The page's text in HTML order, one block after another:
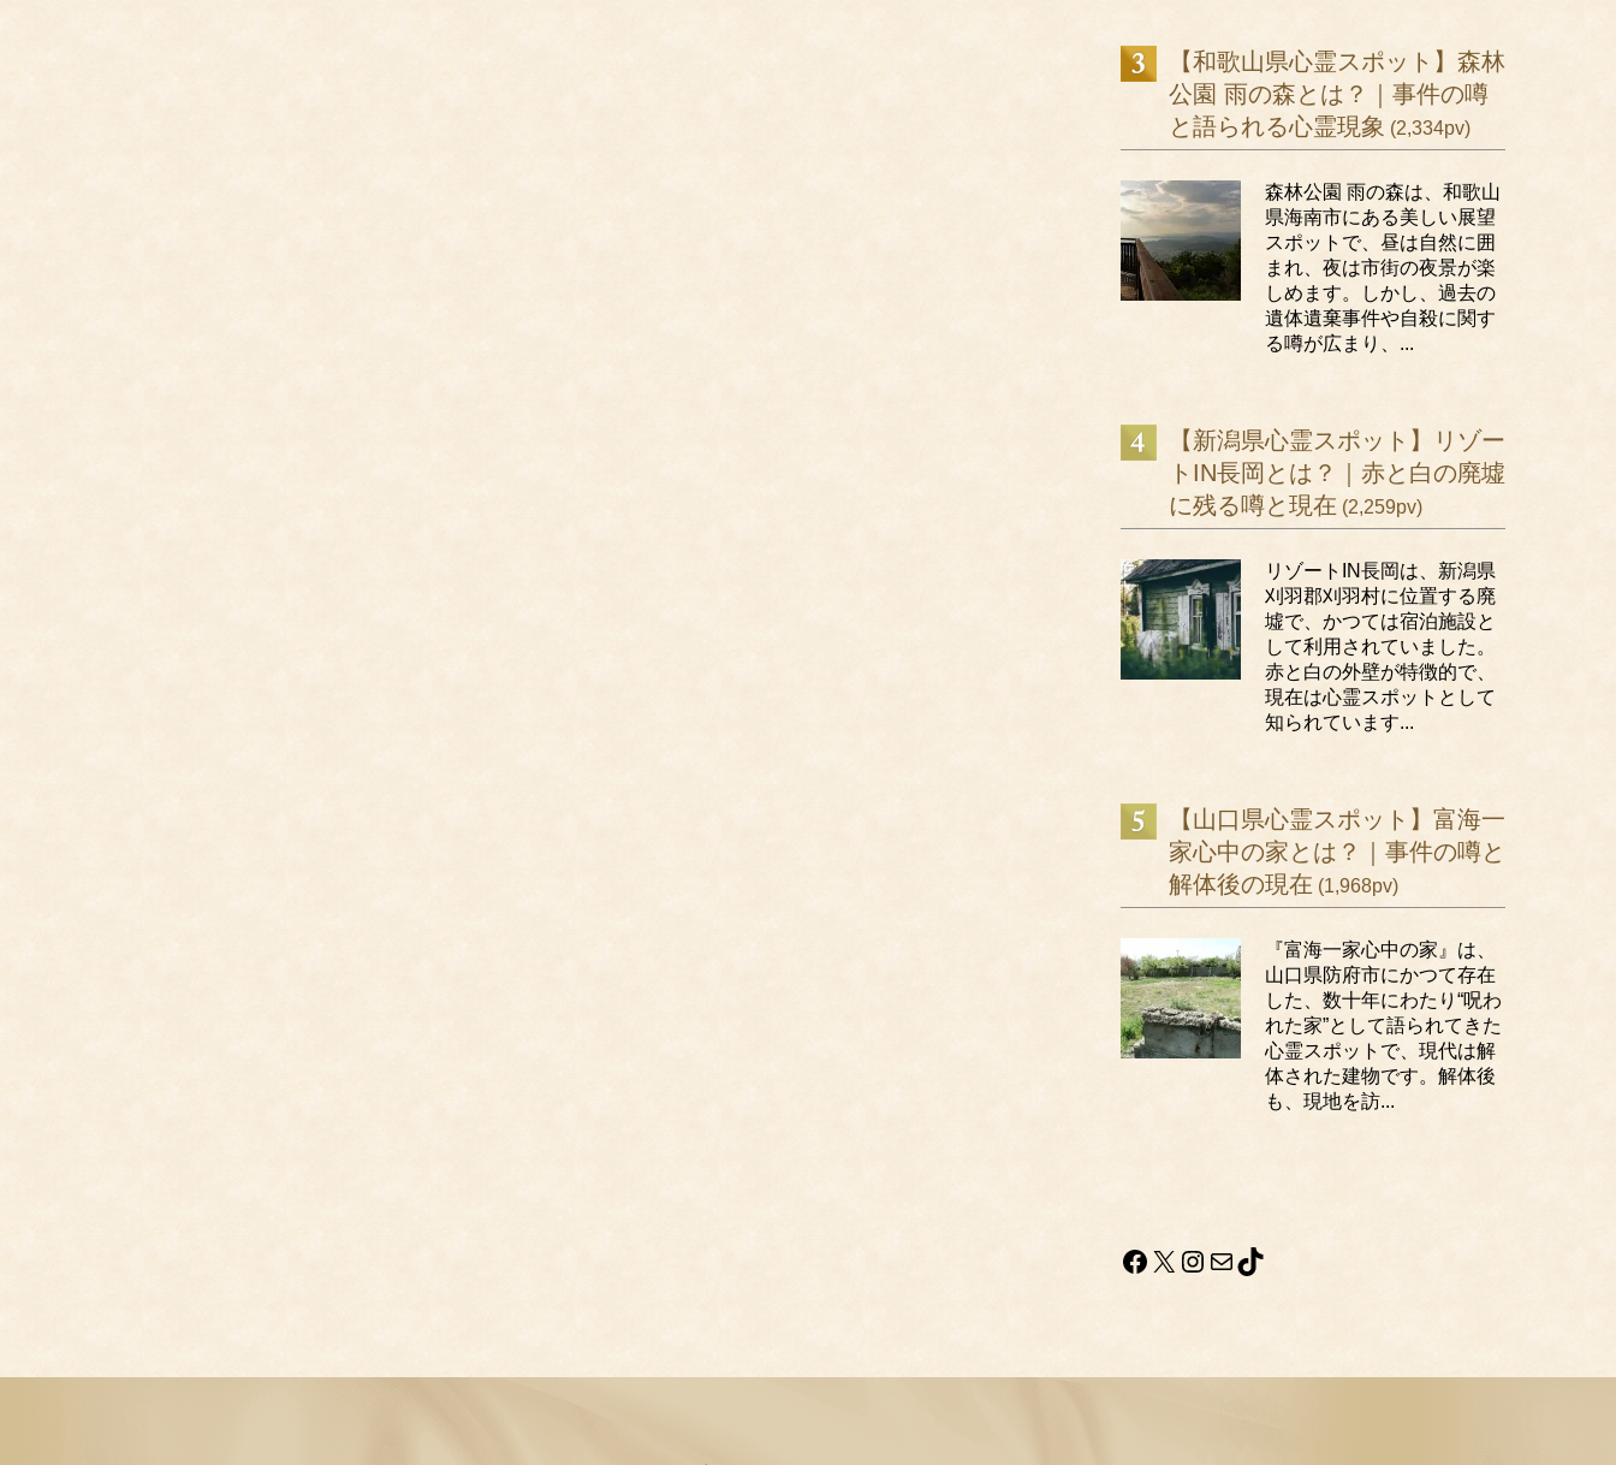
【和歌山県心霊スポット】森林
公園 雨の森とは？｜事件の噂
と語られる心霊現象 (2,334pv)
森林公園 雨の森は、和歌山
県海南市にある美しい展望
スポットで、昼は自然に囲
まれ、夜は市街の夜景が楽
しめます。しかし、過去の
遺体遺棄事件や自殺に関す
る噂が広まり、...
【新潟県心霊スポット】リゾー
トIN長岡とは？｜赤と白の廃墟
に残る噂と現在 (2,259pv)
リゾートIN長岡は、新潟県
刈羽郡刈羽村に位置する廃
墟で、かつては宿泊施設と
して利用されていました。
赤と白の外壁が特徴的で、
現在は心霊スポットとして
知られています...
【山口県心霊スポット】富海一
家心中の家とは？｜事件の噂と
解体後の現在 (1,968pv)
『富海一家心中の家』は、
山口県防府市にかつて存在
した、数十年にわたり“呪わ
れた家”として語られてきた
心霊スポットで、現代は解
体された建物です。解体後
も、現地を訪...
Facebook
X Instagram
メールTikTok